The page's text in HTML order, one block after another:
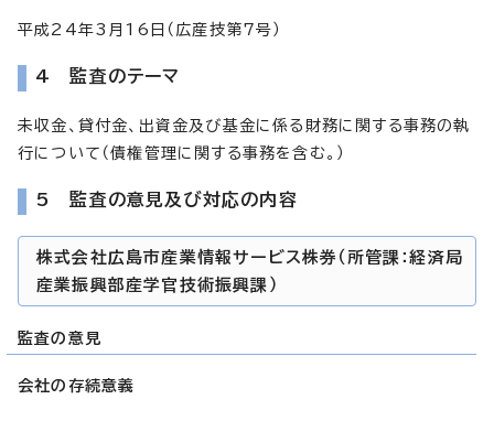
平成24年3月16日（広産技第7号）
4 監査のテーマ
未収金、貸付金、出資金及び基金に係る財務に関する事務の執
行について（債権管理に関する事務を含む。）
5 監査の意見及び対応の内容
株式会社広島市産業情報サービス株券（所管課：経済局
産業振興部産学官技術振興課）
監査の意見
会社の存続意義